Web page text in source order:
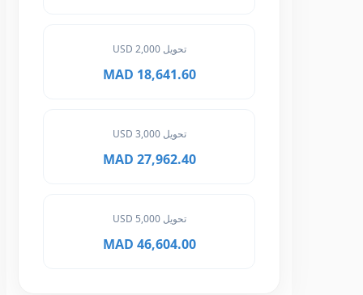
تحويل 2,000 USD
18,641.60 MAD
تحويل 3,000 USD
27,962.40 MAD
تحويل 5,000 USD
46,604.00 MAD